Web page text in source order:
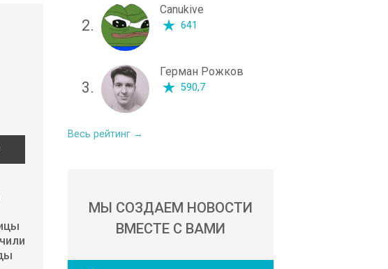
2.
Canukive
641
3.
Герман Рожков
590,7
Весь рейтинг →
МЫ СОЗДАЕМ НОВОСТИ
ВМЕСТЕ С ВАМИ